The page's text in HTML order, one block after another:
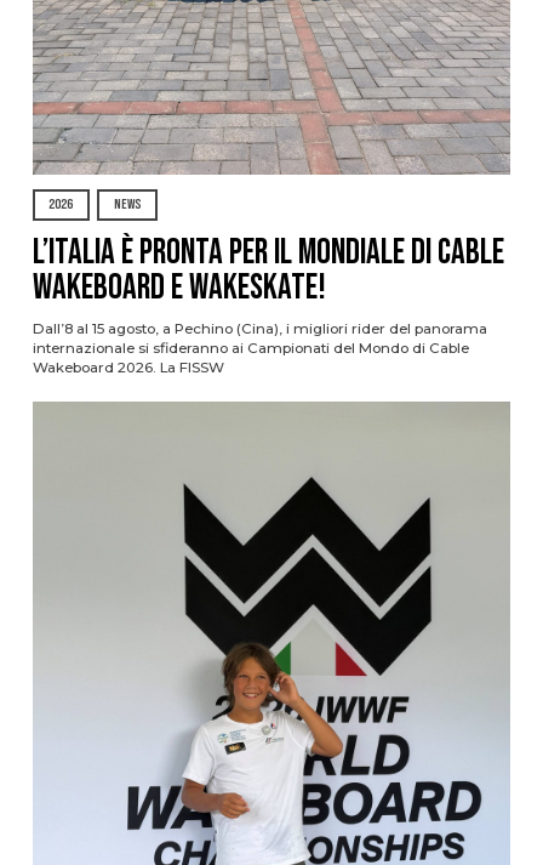
2026 NEWS
L’Italia è pronta per il Mondiale di Cable
Wakeboard e Wakeskate!
Dall’8 al 15 agosto, a Pechino (Cina), i migliori rider del panorama
internazionale si sfideranno ai Campionati del Mondo di Cable
Wakeboard 2026. La FISSW